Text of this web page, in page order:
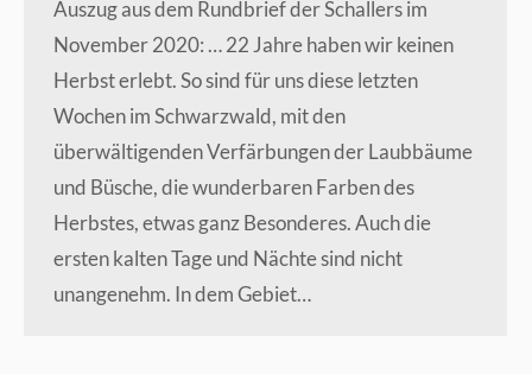
Auszug aus dem Rundbrief der Schallers im
November 2020: … 22 Jahre haben wir keinen
Herbst erlebt. So sind für uns diese letzten
Wochen im Schwarzwald, mit den
überwältigenden Verfärbungen der Laubbäume
und Büsche, die wunderbaren Farben des
Herbstes, etwas ganz Besonderes. Auch die
ersten kalten Tage und Nächte sind nicht
unangenehm. In dem Gebiet…